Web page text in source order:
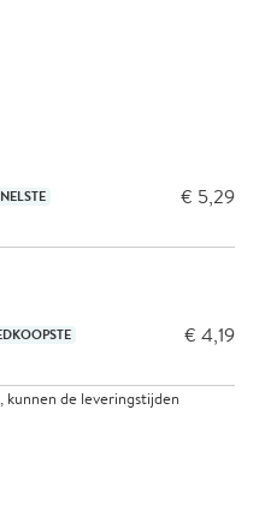
€ 5,29
€ 4,19
de leveringstijden